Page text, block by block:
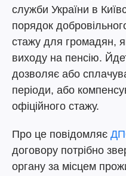
служби України в
порядок
стажу для громадян,
виходу на пенсію.
дозволяє або
періоди, або
офіційного стажу.
Про це повідомляє
договору потрібно
органу за місцем